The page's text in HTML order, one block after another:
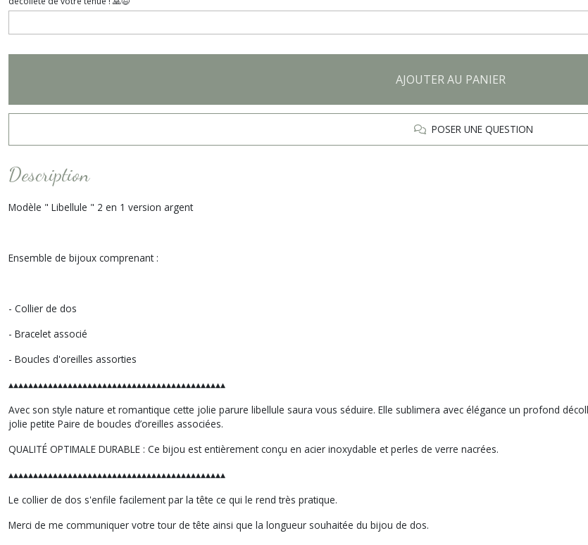
AJOUTER AU PANIER
POSER UNE QUESTION
Description
Modèle " Libellule " 2 en 1 version argent
Ensemble de bijoux comprenant :
- Collier de dos
- Bracelet associé
- Boucles d'oreilles assorties
▴▴▴▴▴▴▴▴▴▴▴▴▴▴▴▴▴▴▴▴▴▴▴▴▴▴▴▴▴▴▴▴▴▴▴▴▴▴▴▴▴▴▴▴
Avec son style nature et romantique cette jolie parure libellule saura vous séduire. Elle sublimera avec élégance un profond
jolie petite Paire de boucles d’oreilles associées.
QUALITÉ OPTIMALE DURABLE : Ce bijou est entièrement conçu en acier inoxydable et perles de verre nacrées.
▴▴▴▴▴▴▴▴▴▴▴▴▴▴▴▴▴▴▴▴▴▴▴▴▴▴▴▴▴▴▴▴▴▴▴▴▴▴▴▴▴▴▴▴
Le collier de dos s'enfile facilement par la tête ce qui le rend très pratique.
Merci de me communiquer votre tour de tête ainsi que la longueur souhaitée du bijou de dos.